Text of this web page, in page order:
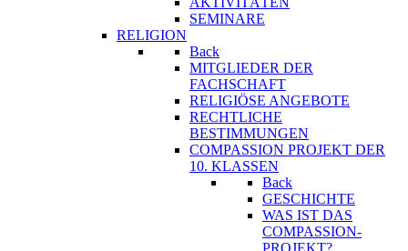
SEMINARE
RELIGION
Back
MITGLIEDER DER
FACHSCHAFT
RELIGIÖSE ANGEBOTE
RECHTLICHE
BESTIMMUNGEN
COMPASSION PROJEKT DER
10. KLASSEN
Back
GESCHICHTE
WAS IST DAS
COMPASSION-
PROJEKT?